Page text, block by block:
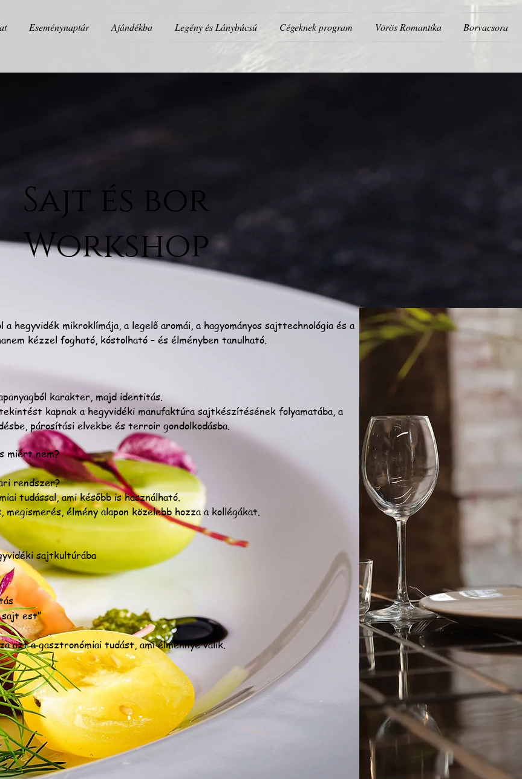
Eseménynaptár Ajándékba Legény és Lánybúcsú Cégeknek program Vörös Romantika Borvacsora
Sajt és bor
Workshop
hegyvidék mikroklímája, a legelő aromái, a hagyományos sajttechnológia és a
kézzel fogható, kóstolható – és élményben tanulható.
karakter, majd identitás.
kapnak a hegyvidéki manufaktúra sajtkészítésének folyamatába, a
párosítási elvekbe és terroir gondolkodásba.
miért nem?
rendszer?
tudással, ami később is használható.
élmény alapon közelebb hozza a kollégákat.
sajtkultúrába
sajt est”
azt a gasztronómiai tudást, ami élménnyé válik.